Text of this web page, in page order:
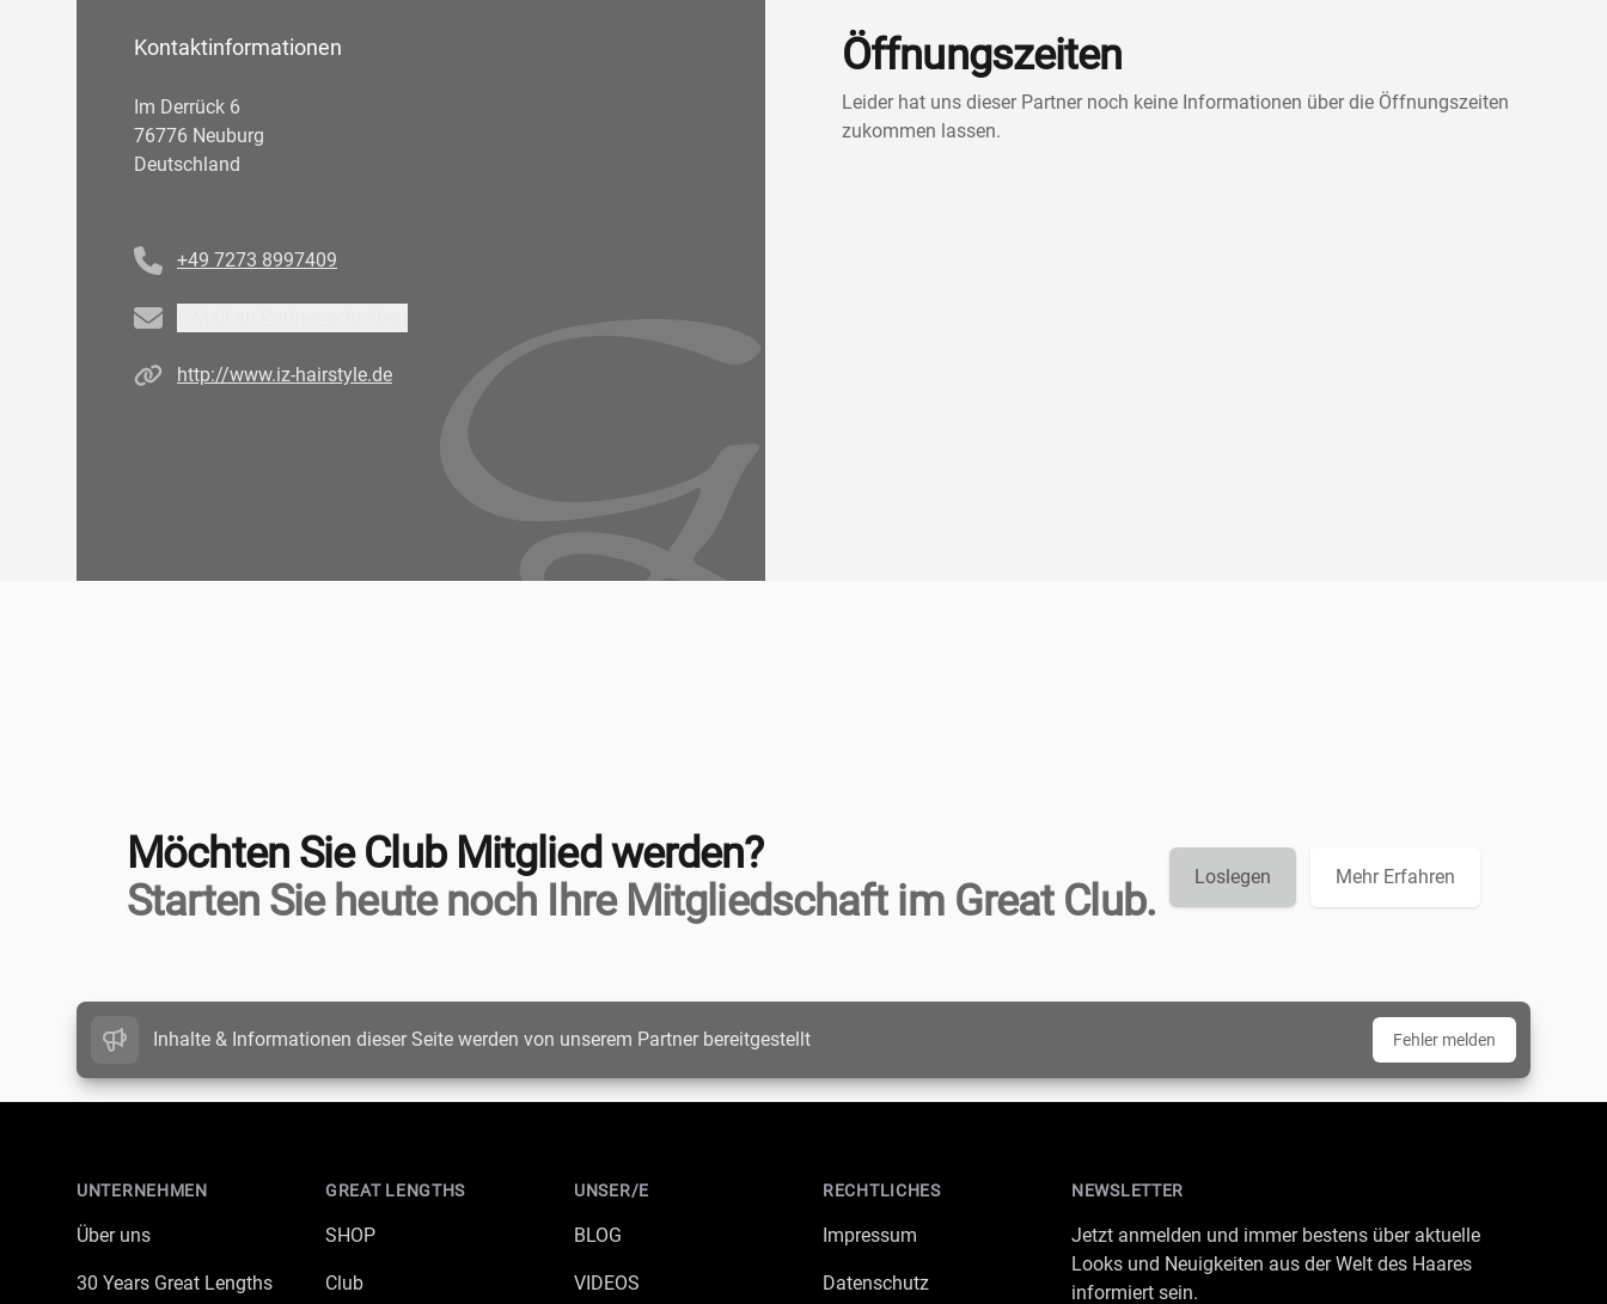
Kontaktinformationen
Im Derrück 6
76776 Neuburg
Deutschland
+49 7273 8997409
Email
Homepagehttp://www.iz-hairstyle.de
Öffnungszeiten
Leider hat uns dieser Partner noch keine Informationen über die Öffnungszeiten
zukommen lassen.
Möchten Sie Club Mitglied werden?
Starten Sie heute noch Ihre Mitgliedschaft im Great Club.
Loslegen Mehr Erfahren
Inhalte & Informationen dieser Seite werden von unserem Partner bereitgestellt Fehler melden
UNTERNEHMEN
Über uns
30 Years Great Lengths
GREAT LENGTHS
SHOP
Club
UNSER/E
BLOG
VIDEOS
RECHTLICHES
Impressum
Datenschutz
NEWSLETTER
Jetzt anmelden und immer bestens über aktuelle
Looks und Neuigkeiten aus der Welt des Haares
informiert sein.